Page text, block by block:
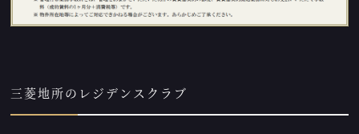
三菱地所のレジデンスクラブ